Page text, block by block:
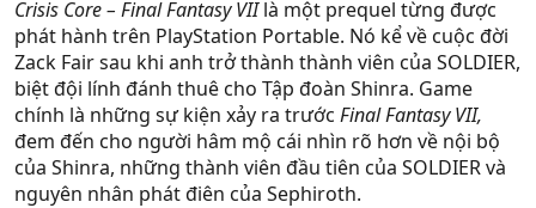
Crisis Core – Final Fantasy VIIlà một prequel từng được
phát hành trên PlayStation Portable. Nó kể về cuộc đời
Zack Fair sau khi anh trở thành thành viên của SOLDIER,
biệt đội lính đánh thuê cho Tập đoàn Shinra. Game
chính là những sự kiện xảy ra trước Final Fantasy VII,
đem đến cho người hâm mộ cái nhìn rõ hơn về nội bộ
của Shinra, những thành viên đầu tiên của SOLDIER và
nguyên nhân phát điên của Sephiroth.